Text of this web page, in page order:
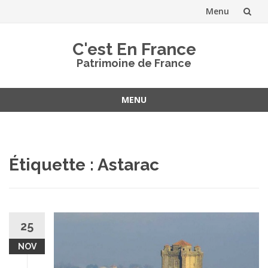
Menu
C'est En France
Patrimoine de France
MENU
Étiquette : Astarac
25
NOV